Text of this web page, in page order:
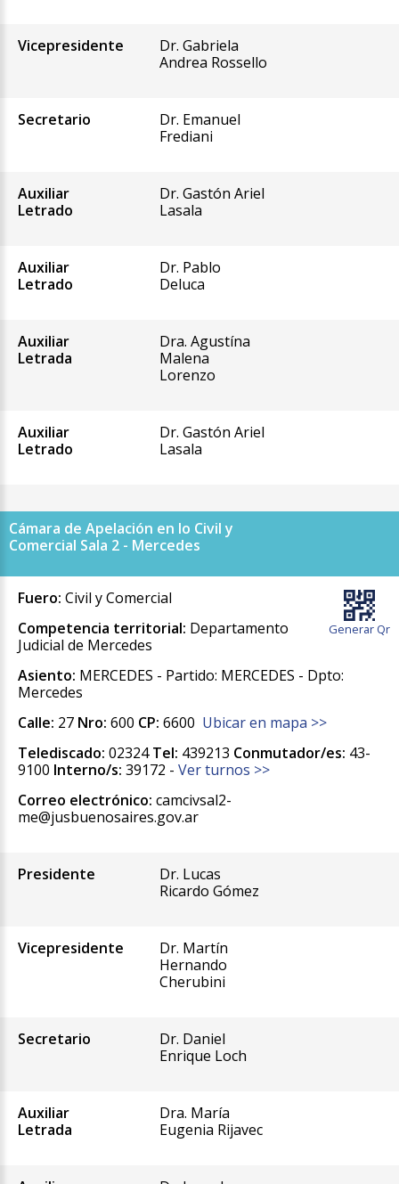
Vicepresidente
Dr. Gabriela
Andrea Rossello
Secretario
Dr. Emanuel
Frediani
Auxiliar
Letrado
Dr. Gastón Ariel
Lasala
Auxiliar
Letrado
Dr. Pablo
Deluca
Auxiliar
Letrada
Dra. Agustína
Malena
Lorenzo
Auxiliar
Letrado
Dr. Gastón Ariel
Lasala
Cámara de Apelación en lo Civil y
Comercial Sala 2 - Mercedes
Generar Qr
Fuero: Civil y Comercial
Competencia territorial: Departamento
Judicial de Mercedes
Asiento: MERCEDES - Partido: MERCEDES - Dpto:
Mercedes
Calle: 27 Nro: 600 CP: 6600 Ubicar en mapa >>
Telediscado: 02324Tel: 439213 Conmutador/es: 43-
9100 Interno/s: 39172 - Ver turnos >>
Correo electrónico: camcivsal2-
me@jusbuenosaires.gov.ar
Presidente
Dr. Lucas
Ricardo Gómez
Vicepresidente
Dr. Martín
Hernando
Cherubini
Secretario
Dr. Daniel
Enrique Loch
Auxiliar
Letrada
Dra. María
Eugenia Rijavec